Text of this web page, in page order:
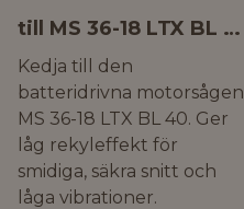
till MS 36-18 LTX BL 40
Kedja till den
batteridrivna motorsågen
MS 36-18 LTX BL 40. Ger
låg rekyleffekt för
smidiga, säkra snitt och
låga vibrationer.